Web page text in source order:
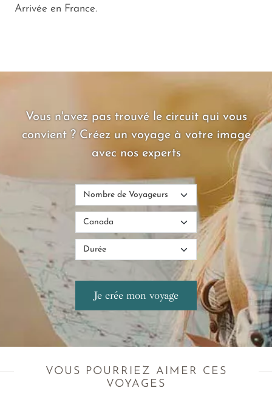
Arrivée en France.
Vous n'avez pas trouvé le circuit qui vous
convient ? Créez un voyage à votre image
avec nos experts
VOUS POURRIEZ AIMER CES
VOYAGES